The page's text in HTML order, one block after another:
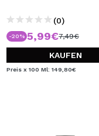
(0)
-20% 5,99€7,49€
KAUFEN
Preis x 100 Ml: 149,80€